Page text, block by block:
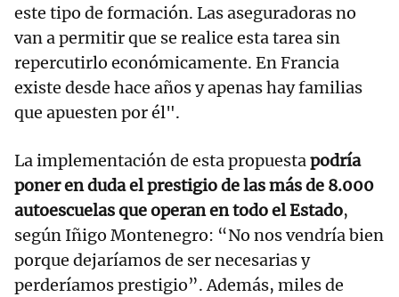
este tipo de formación. Las aseguradoras no
van a permitir que se realice esta tarea sin
repercutirlo económicamente. En Francia
existe desde hace años y apenas hay familias
que apuesten por él".
La implementación de esta propuestapodría
poner en duda el prestigio de las más de 8.000
autoescuelas que operan en todo el Estado,
según Iñigo Montenegro: “No nos vendría bien
porque dejaríamos de ser necesarias y
perderíamos prestigio”. Además, miles de